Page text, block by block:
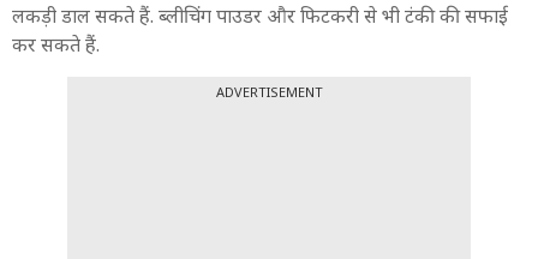
लकड़ी डाल सकते हैं. ब्लीचिंग पाउडर और फिटकरी से भी टंकी की सफाई
कर सकते हैं.
ADVERTISEMENT